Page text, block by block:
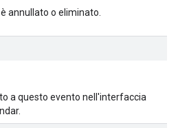
annullato o eliminato.
a questo evento nell'interfaccia